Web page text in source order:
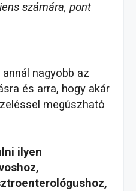
számára, pont
nagyobb az
és arra, hogy akár
megúszható
ilyen